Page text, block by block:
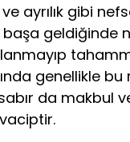
ve ayrılık gibi
geldi­ğinde
genellikle
sabır da makbul